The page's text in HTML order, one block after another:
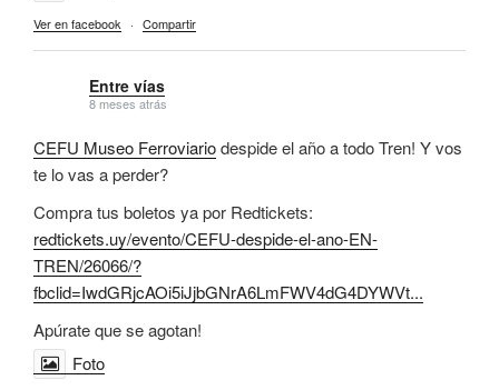
Ver en facebook · Compartir
Entre vías
8 meses atrás
CEFU Museo Ferroviariodespide el año a todo Tren! Y vos
te lo vas a perder?
Compra tus boletos ya por Redtickets:
redtickets.uy/evento/CEFU-despide-el-ano-EN-
TREN/26066/?
fbclid=IwdGRjcAOi5iJjbGNrA6LmFWV4dG4DYWVt...
Apúrate que se agotan!
Foto